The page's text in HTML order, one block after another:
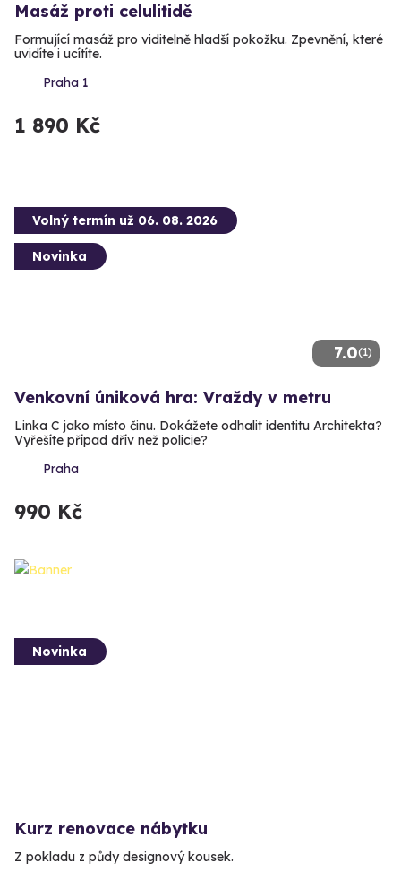
Masáž proti celulitidě
Formující masáž pro viditelně hladší pokožku. Zpevnění, které
uvidíte i ucítíte.
Praha 1
1 890 Kč
7.0(1)
Volný termín už 06. 08. 2026
Novinka
Venkovní úniková hra: Vraždy v metru
Linka C jako místo činu. Dokážete odhalit identitu Architekta?
Vyřešíte případ dřív než policie?
Praha
990 Kč
Novinka
Kurz renovace nábytku
Z pokladu z půdy designový kousek.